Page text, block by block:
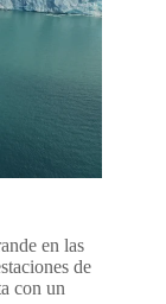
en las
de
con un